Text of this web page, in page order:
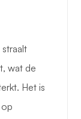
wat de
Het is